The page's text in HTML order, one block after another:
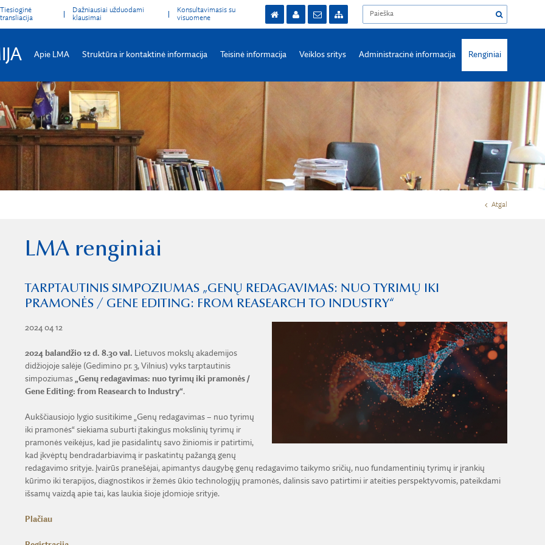
Tiesioginė
transliacija
Dažniausiai užduodami
klausimai
Konsultavimasis su
visuomene
Apie LMA Struktūra ir kontaktinė informacija Teisinė informacija Veiklos sritys Administracinė informacija Renginiai
Atgal
LMA renginiai
TARPTAUTINIS SIMPOZIUMAS „GENŲ REDAGAVIMAS: NUO ​​TYRIMŲ IKI
PRAMONĖS / GENE EDITING: FROM REASEARCH TO INDUSTRY“
2024 04 12
2024 balandžio 12 d. 8.30 val. Lietuvos mokslų akademijos
didžiojoje salėje (Gedimino pr. 3, Vilnius) vyks tarptautinis
simpoziumas„Genų redagavimas: nuo ​​tyrimų iki pramonės /
Gene Editing: from Reasearch to Industry“.
Aukščiausiojo lygio susitikime „Genų redagavimas – nuo ​​tyrimų
iki pramonės“ siekiama suburti įtakingus mokslinių tyrimų ir
pramonės veikėjus, kad jie pasidalintų savo žiniomis ir patirtimi,
kad įkvėptų bendradarbiavimą ir paskatintų pažangą genų
redagavimo srityje. Įvairūs pranešėjai, apimantys daugybę genų redagavimo taikymo sričių, nuo fundamentinių tyrimų ir įrankių
kūrimo iki terapijos, diagnostikos ir žemės ūkio technologijų pramonės, dalinsis savo patirtimi ir ateities perspektyvomis, pateikdami
išsamų vaizdą apie tai, kas laukia šioje įdomioje srityje.
Plačiau